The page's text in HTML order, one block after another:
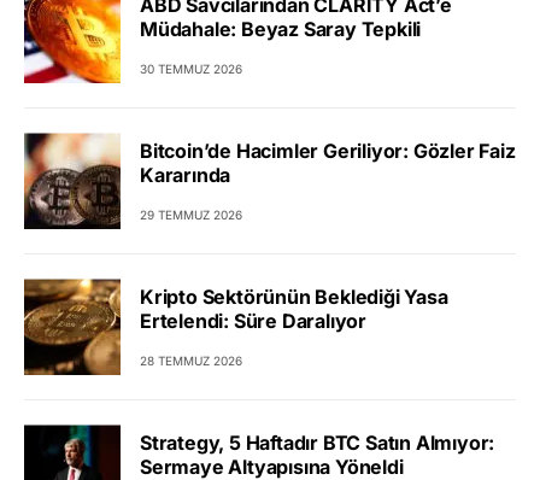
Müdahale: Beyaz Saray Tepkili
30 TEMMUZ 2026
Bitcoin’de Hacimler Geriliyor: Gözler Faiz
Kararında
29 TEMMUZ 2026
Kripto Sektörünün Beklediği Yasa
Ertelendi: Süre Daralıyor
28 TEMMUZ 2026
Strategy, 5 Haftadır BTC Satın Almıyor:
Sermaye Altyapısına Yöneldi